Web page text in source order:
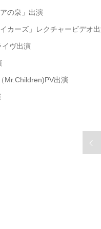
の泉」出演
カーズ」レクチャービデオ
ヴ出演
Mr.Children)PV出演